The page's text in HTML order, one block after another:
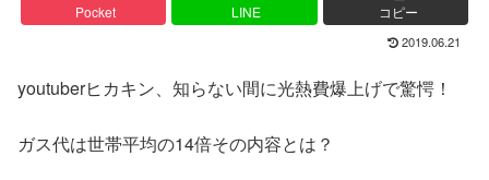
Pocket LINE コピー
2019.06.21
youtuberヒカキン、知らない間に光熱費爆上げで驚愕！
ガス代は世帯平均の14倍その内容とは？